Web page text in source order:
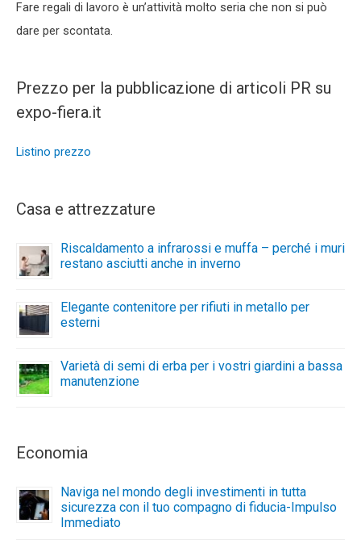
Fare regali di lavoro è un’attività molto seria che non si può
dare per scontata.
Prezzo per la pubblicazione di articoli PR su
expo-fiera.it
Listino prezzo
Casa e attrezzature
Riscaldamento a infrarossi e muffa – perché i muri
restano asciutti anche in inverno
Elegante contenitore per rifiuti in metallo per
esterni
Varietà di semi di erba per i vostri giardini a bassa
manutenzione
Economia
Naviga nel mondo degli investimenti in tutta
sicurezza con il tuo compagno di fiducia-Impulso
Immediato